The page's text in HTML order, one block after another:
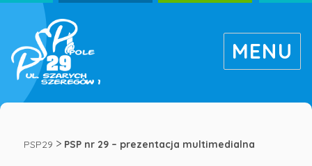
PSP
nr
MENU
PSP29 > PSP nr 29 – prezentacja multimedialna